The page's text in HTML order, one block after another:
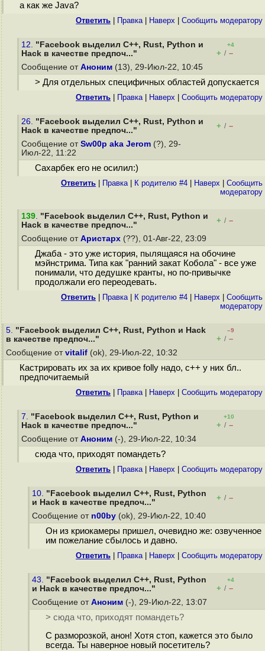
а как же Java?
Ответить Правка| Наверх Cообщить модератору
12. "Facebook выделил C++, Rust, Python и
Hack в качестве предпоч..."
+4
+ / –
Сообщение от Аноним (13), 29-Июл-22, 10:45
> Для отдельных специфичных областей допускается
Ответить Правка| Наверх Cообщить модератору
26. "Facebook выделил C++, Rust, Python и
Hack в качестве предпоч..."
+ / –
Сообщение от Sw00p aka Jerom (?), 29-
Июл-22, 11:22
Сахарбек его не осилил:)
Ответить Правка| К родителю #4 Наверх
Cообщить
модератору
139. "Facebook выделил C++, Rust, Python и
Hack в качестве предпоч..."
+ / –
Сообщение от Аристарх (??), 01-Авг-22, 23:09
Джаба - это уже история, пылящаяся на обочине
мэйнстрима. Типа как "ранний закат Кобола" - все уже
понимали, что дедушке кранты, но по-привычке
продолжали его переодевать.
Ответить Правка| К родителю #4 Наверх
Cообщить
модератору
5. "Facebook выделил C++, Rust, Python и Hack
в качестве предпоч..."
–9
+ / –
Сообщение от vitalif (ok), 29-Июл-22, 10:32
Кастрировать их за их кривое folly надо, c++ у них бл..
предпочитаемый
Ответить Правка| Наверх Cообщить модератору
7. "Facebook выделил C++, Rust, Python и
Hack в качестве предпоч..."
+10
+ / –
Сообщение от Аноним (-), 29-Июл-22, 10:34
сюда что, приходят помандеть?
Ответить Правка| Наверх Cообщить модератору
10. "Facebook выделил C++, Rust, Python
и Hack в качестве предпоч..."
+ / –
Сообщение от n00by (ok), 29-Июл-22, 10:40
Он из криокамеры пришел, очевидно же: озвученное
им пожелание сбылось и давно.
Ответить Правка| Наверх Cообщить модератору
43. "Facebook выделил C++, Rust, Python
и Hack в качестве предпоч..."
+4
+ / –
Сообщение от Аноним (-), 29-Июл-22, 13:07
> сюда что, приходят помандеть?
С разморозкой, анон! Хотя стоп, кажется это было
всегда. Ты наверное новый посетитель?